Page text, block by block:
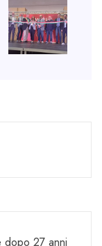
dopo 27 anni